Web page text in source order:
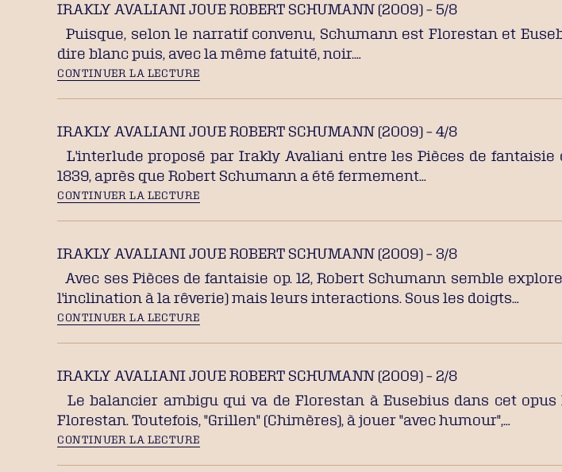
IRAKLY AVALIANI JOUE ROBERT SCHUMANN (2009) – 5/8
Puisque, selon le narratif convenu, Schumann est Florestan et
dire blanc puis, avec la même fatuité, noir.…
CONTINUER LA LECTURE
IRAKLY AVALIANI JOUE ROBERT SCHUMANN (2009) – 4/8
L'interlude proposé par Irakly Avaliani entre les Pièces de fantaisie
1839, après que Robert Schumann a été fermement…
CONTINUER LA LECTURE
IRAKLY AVALIANI JOUE ROBERT SCHUMANN (2009) – 3/8
Avec ses Pièces de fantaisie op. 12, Robert Schumann semble
l'inclination à la rêverie) mais leurs interactions. Sous les doigts…
CONTINUER LA LECTURE
IRAKLY AVALIANI JOUE ROBERT SCHUMANN (2009) – 2/8
Le balancier ambigu qui va de Florestan à Eusebius dans cet
Florestan. Toutefois, "Grillen" (Chimères), à jouer "avec humour",…
CONTINUER LA LECTURE